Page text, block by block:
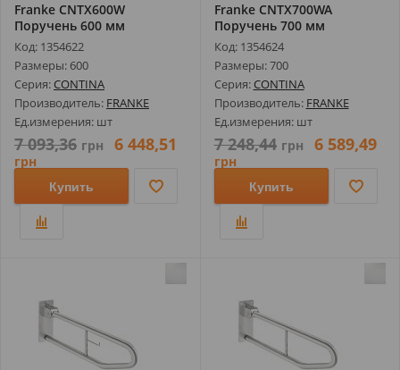
Franke CNTX600W
Поручень 600 мм
Код: 1354622
Размеры: 600
Серия: CONTINA
Производитель: FRANKE
Ед.измерения: шт
7 093,36 грн 6 448,51
грн
Купить
Franke CNTX700WA
Поручень 700 мм
Код: 1354624
Размеры: 700
Серия: CONTINA
Производитель: FRANKE
Ед.измерения: шт
7 248,44 грн 6 589,49
грн
Купить